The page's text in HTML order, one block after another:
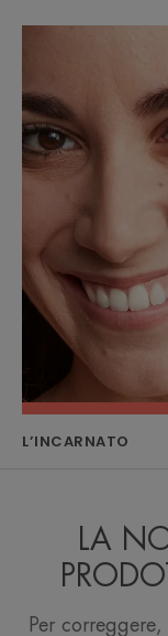
L’INCARNATO
LA
Per